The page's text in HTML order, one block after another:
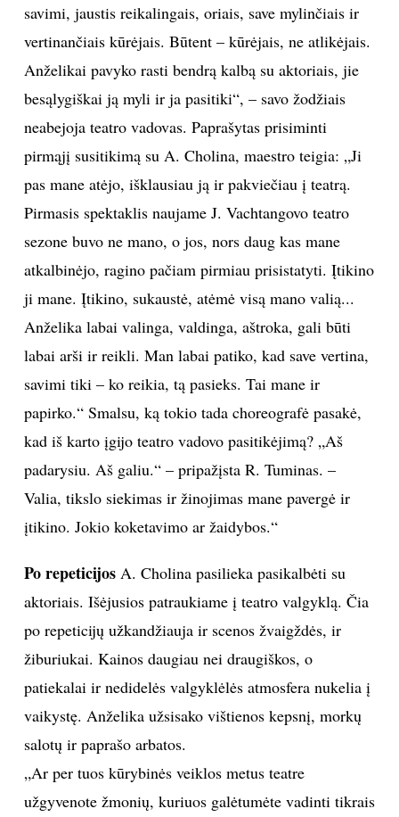
savimi, jaustis reikalingais, oriais, save mylinčiais ir
vertinančiais kūrėjais. Būtent – kūrėjais, ne atlikėjais.
Anželikai pavyko rasti bendrą kalbą su aktoriais, jie
besąlygiškai ją myli ir ja pasitiki“, – savo žodžiais
neabejoja teatro vadovas. Paprašytas prisiminti
pirmąjį susitikimą su A. Cholina, maestro teigia: „Ji
pas mane atėjo, išklausiau ją ir pakviečiau į teatrą.
Pirmasis spektaklis naujame J. Vachtangovo teatro
sezone buvo ne mano, o jos, nors daug kas mane
atkalbinėjo, ragino pačiam pirmiau prisistatyti. Įtikino
ji mane. Įtikino, sukaustė, atėmė visą mano valią...
Anželika labai valinga, valdinga, aštroka, gali būti
labai arši ir reikli. Man labai patiko, kad save vertina,
savimi tiki – ko reikia, tą pasieks. Tai mane ir
papirko.“ Smalsu, ką tokio tada choreografė pasakė,
kad iš karto įgijo teatro vadovo pasitikėjimą? „Aš
padarysiu. Aš galiu.“ – pripažįsta R. Tuminas. –
Valia, tikslo siekimas ir žinojimas mane pavergė ir
įtikino. Jokio koketavimo ar žaidybos.“
Po repeticijosA. Cholina pasilieka pasikalbėti su
aktoriais. Išėjusios patraukiame į teatro valgyklą. Čia
po repeticijų užkandžiauja ir scenos žvaigždės, ir
žiburiukai. Kainos daugiau nei draugiškos, o
patiekalai ir nedidelės valgyklėlės atmosfera nukelia į
vaikystę. Anželika užsisako vištienos kepsnį, morkų
salotų ir paprašo arbatos.
„Ar per tuos kūrybinės veiklos metus teatre
užgyvenote žmonių, kuriuos galėtumėte vadinti tikrais